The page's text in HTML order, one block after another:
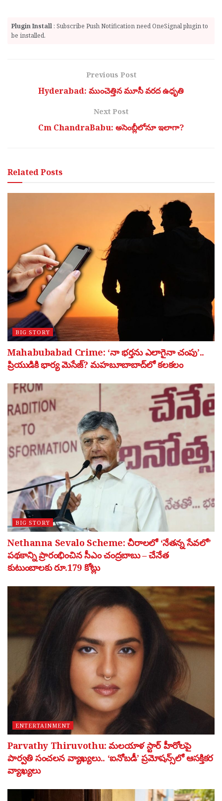
Plugin Install : Subscribe Push Notification need OneSignal plugin to
be installed.
Previous Post
Hyderabad: ముంచెత్తిన మూసీ వరద ఉధృతి
Next Post
Cm ChandraBabu: అసెంబ్లీలోనూ ఇలాగా?
RelatedPosts
BIG STORY
Mahabubabad Crime: ‘నా భర్తను ఎలాగైనా చంపు’..
ప్రియుడికి భార్య మెసేజ్? మహబూబాబాద్‌లో కలకలం
BIG STORY
Nethanna Sevalo Scheme: చీరాలలో ‘నేతన్న సేవలో’
పథకాన్ని ప్రారంభించిన సీఎం చంద్రబాబు – చేనేత
కుటుంబాలకు రూ.179 కోట్లు
ENTERTAINMENT
Parvathy Thiruvothu: మలయాళ స్టార్ హీరోలపై
పార్వతి సంచలన వ్యాఖ్యలు.. ‘ఐనోబడీ’ ప్రమోషన్స్‌లో ఆసక్తికర
వ్యాఖ్యలు